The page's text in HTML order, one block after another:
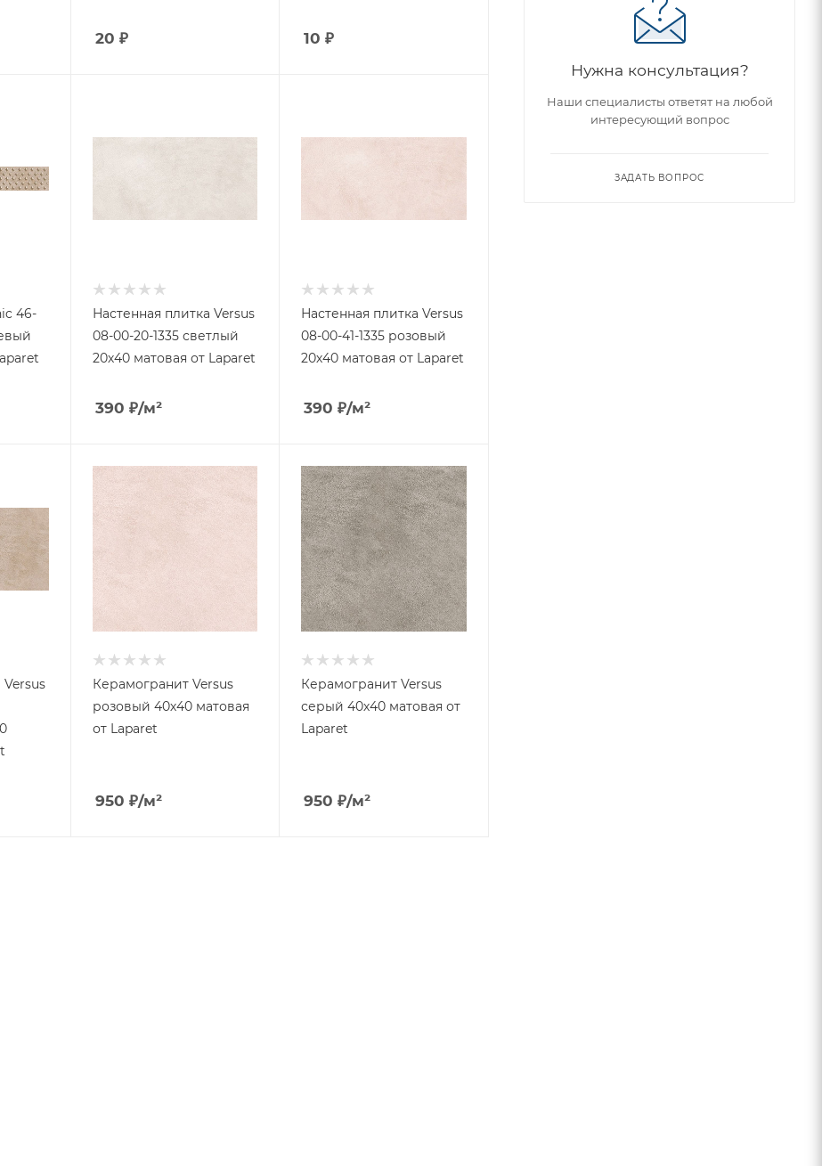
20 ₽ 10 ₽
46-
Настенная плитка Versus
08-00-20-1335 светлый
20х40 матовая от Laparet
390 ₽/м²
Настенная плитка Versus
08-00-41-1335 розовый
20х40 матовая от Laparet
390 ₽/м²
Versus
Керамогранит Versus
розовый 40х40 матовая
от Laparet
950 ₽/м²
Керамогранит Versus
серый 40х40 матовая от
Laparet
950 ₽/м²
Нужна консультация?
Наши специалисты ответят на любой
интересующий вопрос
ЗАДАТЬ ВОПРОС